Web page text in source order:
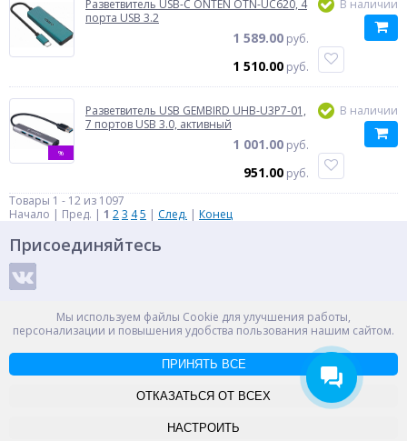
Разветвитель USB-C ONTEN OTN-UC620, 4
порта USB 3.2
1 589.00 руб.
1 510.00 руб.
В наличии
%
Разветвитель USB GEMBIRD UHB-U3P7-01,
7 портов USB 3.0, активный
1 001.00 руб.
951.00 руб.
В наличии
Товары 1 - 12 из 1097
Начало | Пред. | 1 23 45 | След. | Конец
Мы используем файлы Cookie для улучшения работы,
персонализации и повышения удобства пользования нашим сайтом.
ПРИНЯТЬ ВСЕ
ОТКАЗАТЬСЯ ОТ ВСЕХ
НАСТРОИТЬ
Присоединяйтесь
Способы оплаты
Россия, Великий Новгород, пр. Александра Корсунова 14А